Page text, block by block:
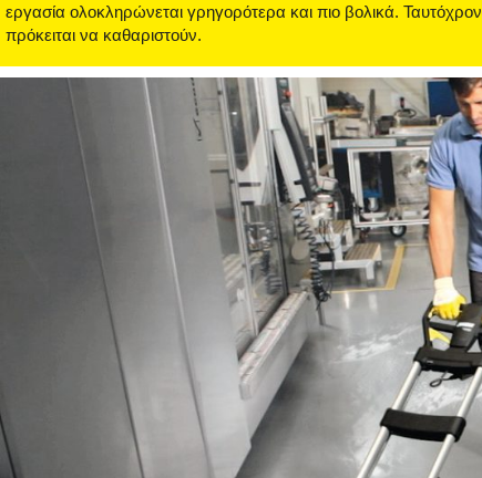
εργασία ολοκληρώνεται γρηγορότερα και πιο βολικά.
πρόκειται να καθαριστούν.